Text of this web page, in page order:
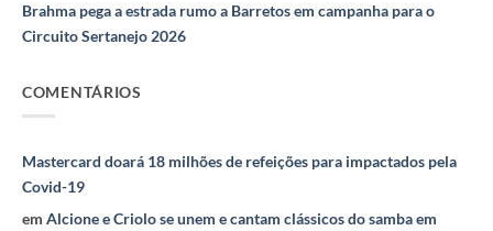
Brahma pega a estrada rumo a Barretos em campanha para o
Circuito Sertanejo 2026
COMENTÁRIOS
Mastercard doará 18 milhões de refeições para impactados pela
Covid-19
em Alcione e Criolo se unem e cantam clássicos do samba em